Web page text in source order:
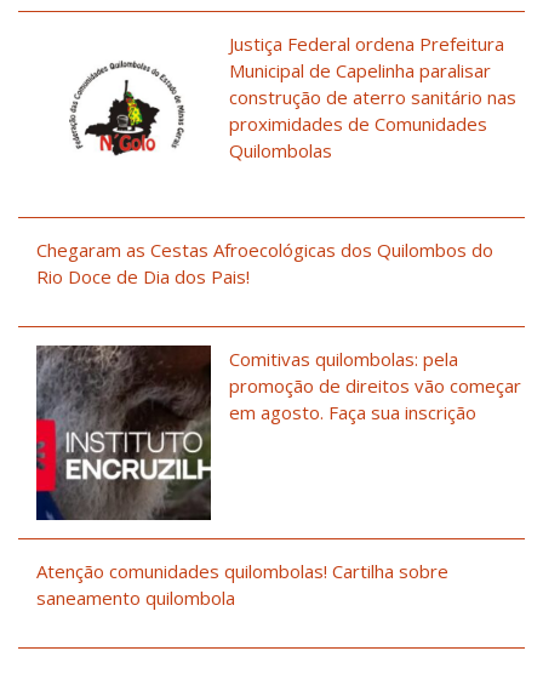
Justiça Federal ordena Prefeitura
Municipal de Capelinha paralisar
construção de aterro sanitário nas
proximidades de Comunidades
Quilombolas
Chegaram as Cestas Afroecológicas dos Quilombos do
Rio Doce de Dia dos Pais!
Comitivas quilombolas: pela
promoção de direitos vão começar
em agosto. Faça sua inscrição
Atenção comunidades quilombolas! Cartilha sobre
saneamento quilombola